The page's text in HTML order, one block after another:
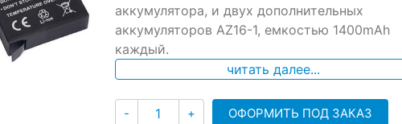
based
on
customer
ratings
аккумулятора, и двух дополнительных
аккумуляторов AZ16-1, емкостью 1400mAh
каждый.
читать далее...
- Количество
+ ОФОРМИТЬ ПОД ЗАКАЗ